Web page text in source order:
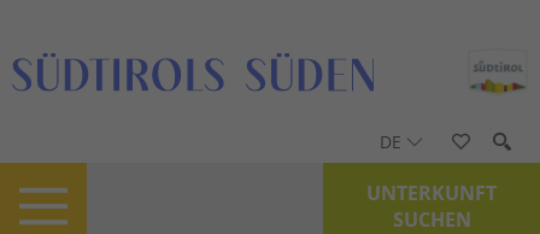
DE
UNTERKUNFT
SUCHEN